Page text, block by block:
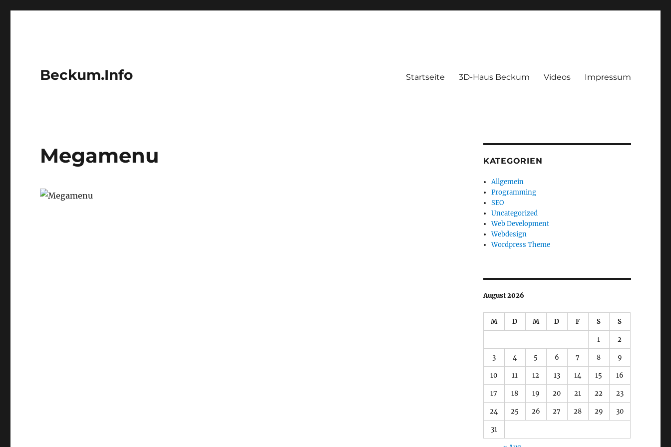
Beckum.Info Startseite 3D-Haus Beckum Videos Impressum
Megamenu KATEGORIEN
Allgemein
Programming
SEO
Uncategorized
Web Development
Webdesign
Wordpress Theme
August 2026
M D M D F S S
1 2
3 4 5 6 7 8 9
10 11 12 13 14 15 16
17 18 19 20 21 22 23
24 25 26 27 28 29 30
31